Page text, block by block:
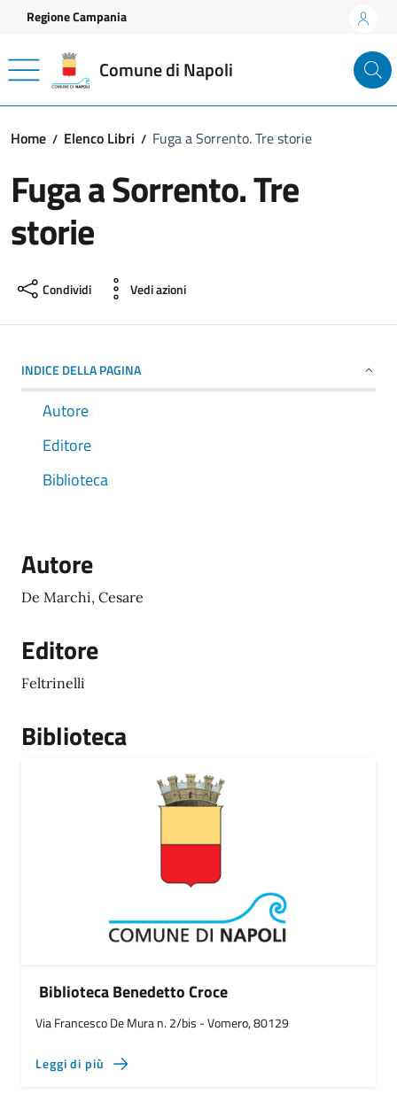
Vai ai contenuti
Vai al footer
Regione Campania
Comune di Napoli
Home Elenco Libri Fuga a Sorrento. Tre storie
Fuga a Sorrento. Tre
storie
Condividi Vedi azioni
INDICE DELLA PAGINA
Autore
Editore
Biblioteca
Autore
De Marchi, Cesare
Editore
Feltrinelli
Biblioteca
Biblioteca Benedetto Croce
Via Francesco De Mura n. 2/bis - Vomero, 80129
Leggi di più